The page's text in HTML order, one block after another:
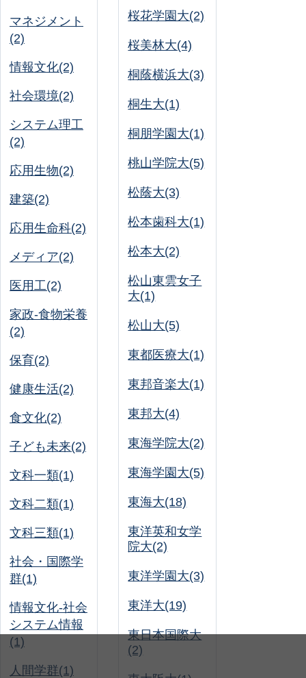
マネジメント
(2)
情報文化(2)
社会環境(2)
システム理工
(2)
応用生物(2)
建築(2)
応用生命科(2)
メディア(2)
医用工(2)
家政-食物栄養
(2)
保育(2)
健康生活(2)
食文化(2)
子ども未来(2)
文科一類(1)
文科二類(1)
文科三類(1)
社会・国際学
群(1)
情報文化-社会
システム情報
(1)
人間学群(1)
桜花学園大(2)
桜美林大(4)
桐蔭横浜大(3)
桐生大(1)
桐朋学園大(1)
桃山学院大(5)
松蔭大(3)
松本歯科大(1)
松本大(2)
松山東雲女子
大(1)
松山大(5)
東都医療大(1)
東邦音楽大(1)
東邦大(4)
東海学院大(2)
東海学園大(5)
東海大(18)
東洋英和女学
院大(2)
東洋学園大(3)
東洋大(19)
東日本国際大
(2)